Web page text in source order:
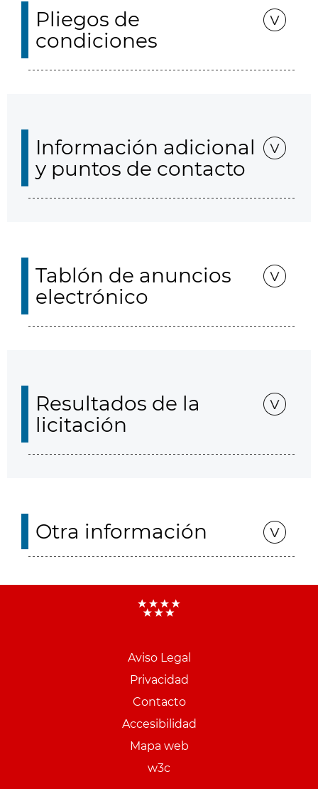
Pliegos de
condiciones
Información adicional
y puntos de contacto
Tablón de anuncios
electrónico
Resultados de la
licitación
Otra información
Aviso Legal
Privacidad
Contacto
Accesibilidad
Mapa web
w3c